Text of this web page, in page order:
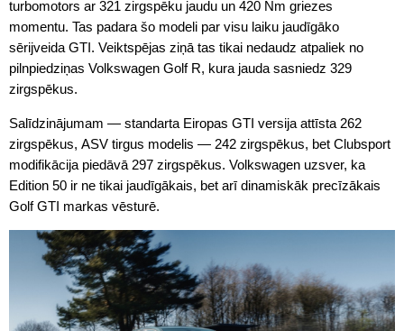
turbomotors ar 321 zirgspēku jaudu un 420 Nm griezes
momentu. Tas padara šo modeli par visu laiku jaudīgāko
sērijveida GTI. Veiktspējas ziņā tas tikai nedaudz atpaliek no
pilnpiedziņas Volkswagen Golf R, kura jauda sasniedz 329
zirgspēkus.
Salīdzinājumam — standarta Eiropas GTI versija attīsta 262
zirgspēkus, ASV tirgus modelis — 242 zirgspēkus, bet Clubsport
modifikācija piedāvā 297 zirgspēkus. Volkswagen uzsver, ka
Edition 50 ir ne tikai jaudīgākais, bet arī dinamiskāk precīzākais
Golf GTI markas vēsturē.